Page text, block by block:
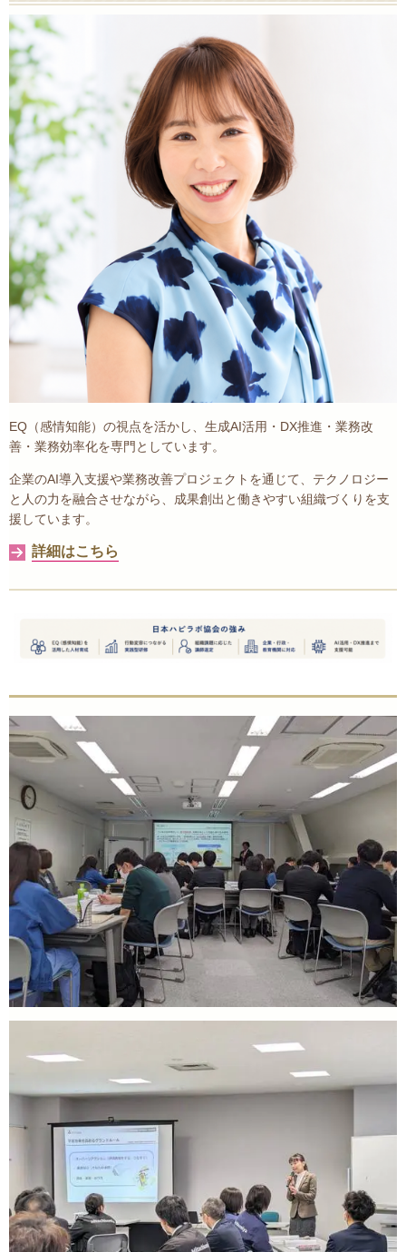
EQ（感情知能）の視点を活かし、生成AI活用・DX推進・業務改
善・業務効率化を専門としています。
企業のAI導入支援や業務改善プロジェクトを通じて、テクノロジー
と人の力を融合させながら、成果創出と働きやすい組織づくりを支
援しています。
詳細はこちら